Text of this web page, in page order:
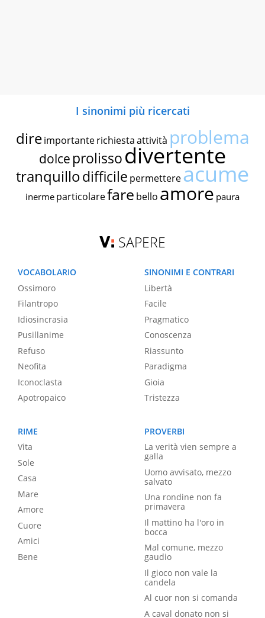
I sinonimi più ricercati
dire importante richiestaattività problema
dolce prolissodivertente
tranquillodifficile permettereacume
inerme particolarefare bello amore paura
SAPERE
VOCABOLARIO
Ossimoro
Filantropo
Idiosincrasia
Pusillanime
Refuso
Neofita
Iconoclasta
Apotropaico
SINONIMI E CONTRARI
Libertà
Facile
Pragmatico
Conoscenza
Riassunto
Paradigma
Gioia
Tristezza
RIME
Vita
Sole
Casa
Mare
Amore
Cuore
Amici
Bene
PROVERBI
La verità vien sempre a
galla
Uomo avvisato, mezzo
salvato
Una rondine non fa
primavera
Il mattino ha l'oro in
bocca
Mal comune, mezzo
gaudio
Il gioco non vale la
candela
Al cuor non si comanda
A caval donato non si